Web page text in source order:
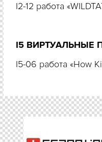
I2-12 работа
I5 ВИРТУАЛЬНЫЕ
I5-06 работа «How
I6 ONLINE AND
I6-02 работа